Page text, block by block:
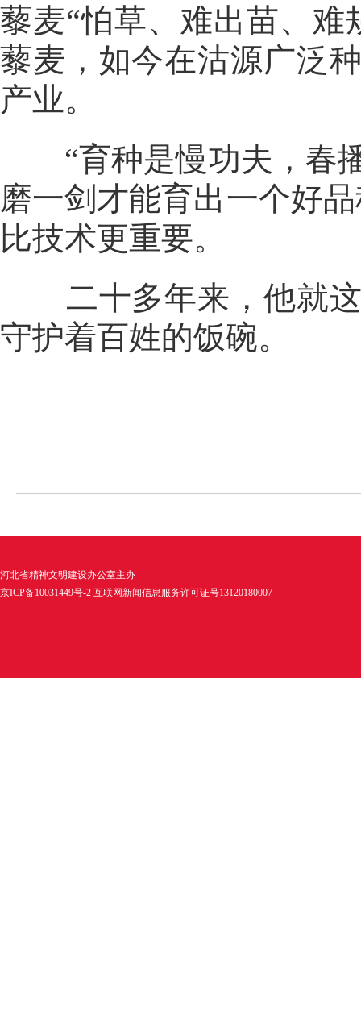
藜麦“怕草、难出苗、难
藜麦，如今在沽源广泛
产业。
“育种是慢功夫，春播
磨一剑才能育出一个好
比技术更重要。
二十多年来，他就这
守护着百姓的饭碗。
河北省精神文明建设办公室主办
京ICP备10031449号-2 互联网新闻信息服务许可证号13120180007